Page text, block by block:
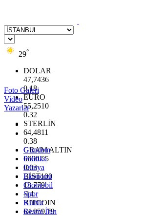
29°
DOLAR
47,7436
0.18
EURO
55,2510
0.32
STERLİN
64,4811
0.38
GRAM ALTIN
6660.55
0.03
BİST100
13.779
-14
BITCOIN
64.959,79
Foto Galeri
Video
Yazarlar
Gündem
Politika
Dünya
Ekonomi
Otomobil
Spor
Kültür
Resmi İlan